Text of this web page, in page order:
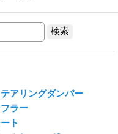
アリングダンパー
ラー
ト